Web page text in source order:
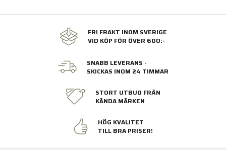
FRI FRAKT INOM SVERIGE
VID KÖP FÖR ÖVER 600:-
SNABB LEVERANS -
SKICKAS INOM 24 TIMMAR
STORT UTBUD FRÅN
KÄNDA MÄRKEN
HÖG KVALITET
TILL BRA PRISER!